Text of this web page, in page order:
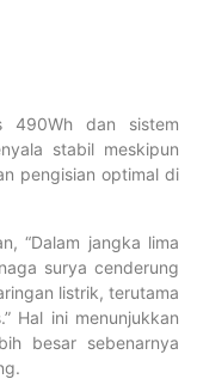
490Wh dan sistem
stabil meskipun
pengisian optimal di
“Dalam jangka lima
surya cenderung
listrik, terutama
Hal ini menunjukkan
besar sebenarnya